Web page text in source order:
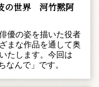
の世界 河竹黙阿
優の姿を描いた役者
まな作品を通して奥
たします。今回は
なんで」です。